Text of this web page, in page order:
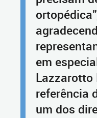
em
Lazzarotto
referência
um dos